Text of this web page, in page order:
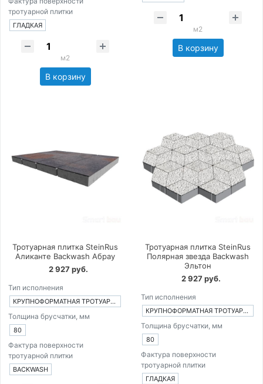
тротуарной плитки
ГЛАДКАЯ
м2
В корзину
м2
В корзину
Тротуарная плитка SteinRus
Аликанте Backwash Абрау
2 927 руб.
Тип исполнения
КРУПНОФОРМАТНАЯ ТРОТУАРНАЯ ПЛИТКА ИЗ 1-ГО ЭЛЕМЕНТА
Толщина брусчатки, мм
80
Фактура поверхности
тротуарной плитки
BACKWASH
Тротуарная плитка SteinRus
Полярная звезда Backwash
Эльтон
2 927 руб.
Тип исполнения
КРУПНОФОРМАТНАЯ ТРОТУАРНАЯ ПЛИТКА ИЗ 1-ГО ЭЛЕМЕНТА
Толщина брусчатки, мм
80
Фактура поверхности
тротуарной плитки
ГЛАДКАЯ